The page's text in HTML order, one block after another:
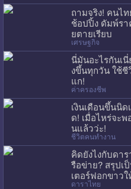
ถามจริง! คนไ
ช้อปปิ้ง ดัมพ์ร
ยตายเรียบ
เศรษฐกิจ
นี่มันอะไรกันเนี่
งขึ้นทุกวัน ใช้
แก!
ค่าครองชีพ
เงินเดือนขึ้นนิ
ด! เมื่อไหร่จะ
นแล้วว่ะ!
ชีวิตคนทำงาน
คิดยังไงกับดา
รือข่าย? สรุปเ
เตอร์ฟอกขาว
ดาราไทย